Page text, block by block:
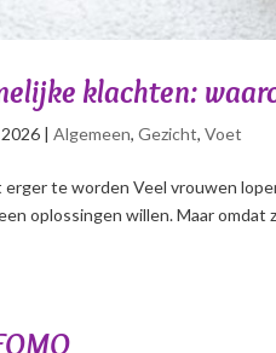
klachten:
|Algemeen,Gezicht,Voet
te worden Veel vrouwen
oplossingen willen. Maar